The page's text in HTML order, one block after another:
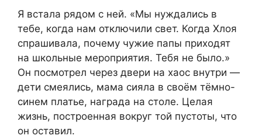
Я встала рядом с ней. «Мы нуждались в
тебе, когда нам отключили свет. Когда Хлоя
спрашивала, почему чужие папы приходят
на школьные мероприятия. Тебя не было.»
Он посмотрел через двери на хаос внутри —
дети смеялись, мама сияла в своём тёмно-
синем платье, награда на столе. Целая
жизнь, построенная вокруг той пустоты, что
он оставил.